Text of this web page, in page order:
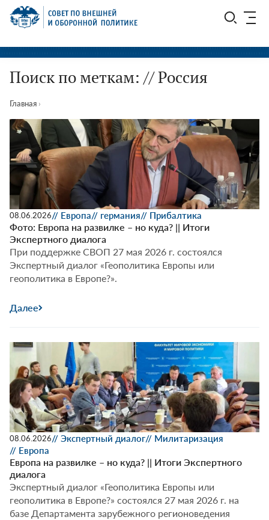
Перейти
СВОП
Поиск по меткам: // Россия
Главная ›
08.06.2026// Европа// германия// Прибалтика
Фото: Европа на развилке – но куда? || Итоги
Экспертного диалога
При поддержке СВОП 27 мая 2026 г. состоялся
Экспертный диалог «Геополитика Европы или
геополитика в Европе?».
Далее
08.06.2026// Экспертный диалог// Милитаризация
// Европа
Европа на развилке – но куда? || Итоги Экспертного
диалога
Экспертный диалог «Геополитика Европы или
геополитика в Европе?» состоялся 27 мая 2026 г. на
базе Департамента зарубежного регионоведения